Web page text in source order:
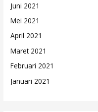
Juni 2021
Mei 2021
April 2021
Maret 2021
Februari 2021
Januari 2021